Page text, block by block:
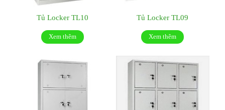
Tủ Locker TL10
Xem thêm
Tủ Locker TL09
Xem thêm